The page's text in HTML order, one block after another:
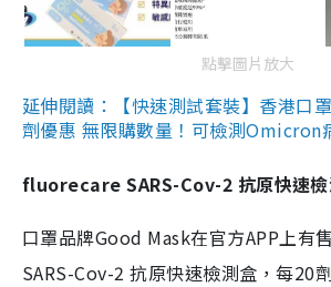
點擊圖片放大
延伸閱讀：【快速測試套裝】香港口
劑優惠 無限購數量！可檢測Omicron
fluorecare SARS-Cov-2 抗原快速檢
口罩品牌Good Mask在官方APP上有
SARS-Cov-2 抗原快速檢測盒，每20